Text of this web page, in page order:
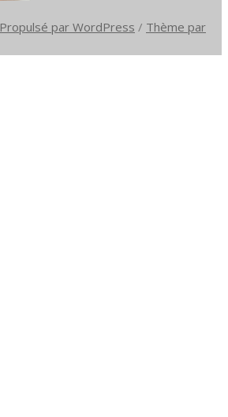
Propulsé par WordPress / Thème par